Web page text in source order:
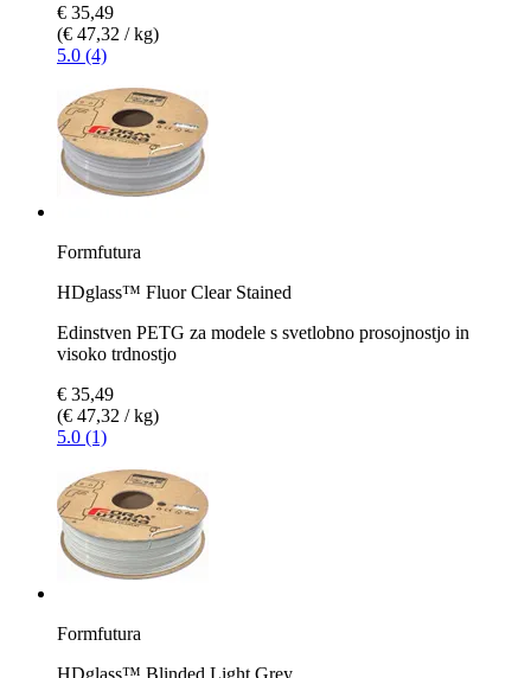
€ 35,49
(€ 47,32 / kg)
5.0 (4)
Formfutura
HDglass™ Fluor Clear Stained
Edinstven PETG za modele s svetlobno prosojnostjo in
visoko trdnostjo
€ 35,49
(€ 47,32 / kg)
5.0 (1)
Formfutura
HDglass™ Blinded Light Grey